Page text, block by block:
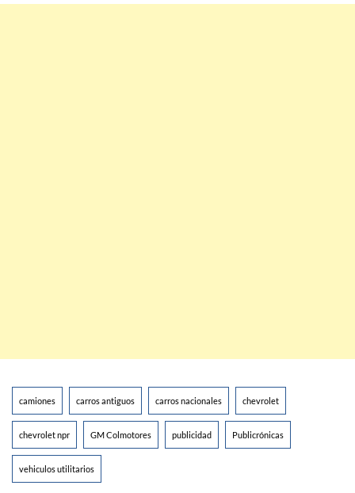
camiones carros antiguos carros nacionales chevrolet
chevrolet npr GM Colmotores publicidad Publicrónicas
vehiculos utilitarios